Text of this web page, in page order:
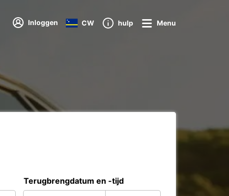
Inloggen CW hulp Menu
Terugbrengdatum en -tijd